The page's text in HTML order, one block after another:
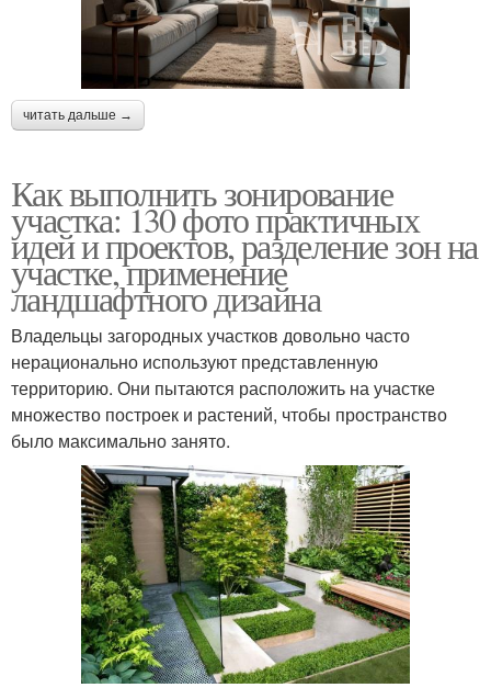
читать дальше →
Как выполнить зонирование
участка: 130 фото практичных
идей и проектов, разделение зон на
участке, применение
ландшафтного дизайна
Владельцы загородных участков довольно часто
нерационально используют представленную
территорию. Они пытаются расположить на участке
множество построек и растений, чтобы пространство
было максимально занято.